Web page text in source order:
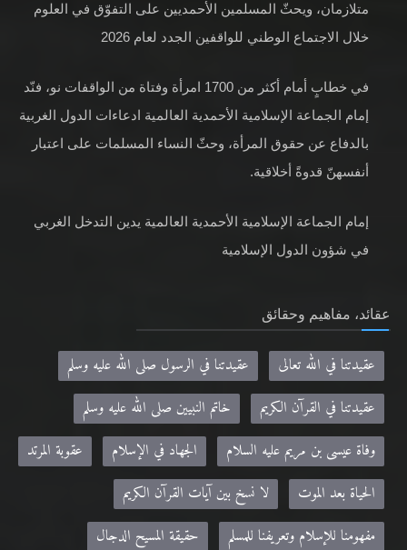
متلازمان، ويحثّ المسلمين الأحمديين على التفوّق في العلوم
خلال الاجتماع الوطني للواقفين الجدد لعام 2026
في خطابٍ أمام أكثر من 1700 امرأة وفتاة من الواقفات نو، فنّد
إمام الجماعة الإسلامية الأحمدية العالمية ادعاءات الدول الغربية
بالدفاع عن حقوق المرأة، وحثّ النساء المسلمات على اعتبار
أنفسهنّ قدوةً أخلاقية.
إمام الجماعة الإسلامية الأحمدية العالمية يدين التدخل الغربي
في شؤون الدول الإسلامية
عقائد، مفاهيم وحقائق
عقيدتنا في الله تعالى
عقيدتنا في الرسول صلى الله عليه وسلم
عقيدتنا في القرآن الكريم
خاتم النبيين صلى الله عليه وسلم
وفاة عيسى بن مريم عليه السلام
الجهاد في الإسلام
عقوبة المرتد
الحياة بعد الموت
لا نسخ بين آيات القرآن الكريم
مفهومنا للإسلام وتعريفنا للمسلم
حقيقة المسيح الدجال